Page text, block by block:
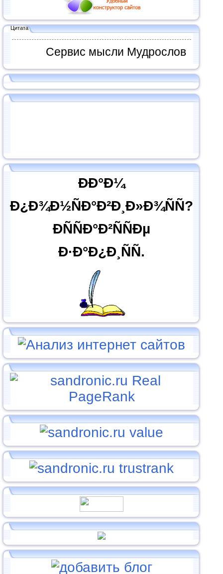
Цитата
Сервис мысли Мудрослов
ÐÐ°Ð¼
Ð¿Ð¾Ð½ÑÐ°Ð²Ð¸Ð»Ð¾ÑÑ?
ÐÑÑÐ°Ð²ÑÑÐµ
Ð·Ð°Ð¿Ð¸ÑÑ.